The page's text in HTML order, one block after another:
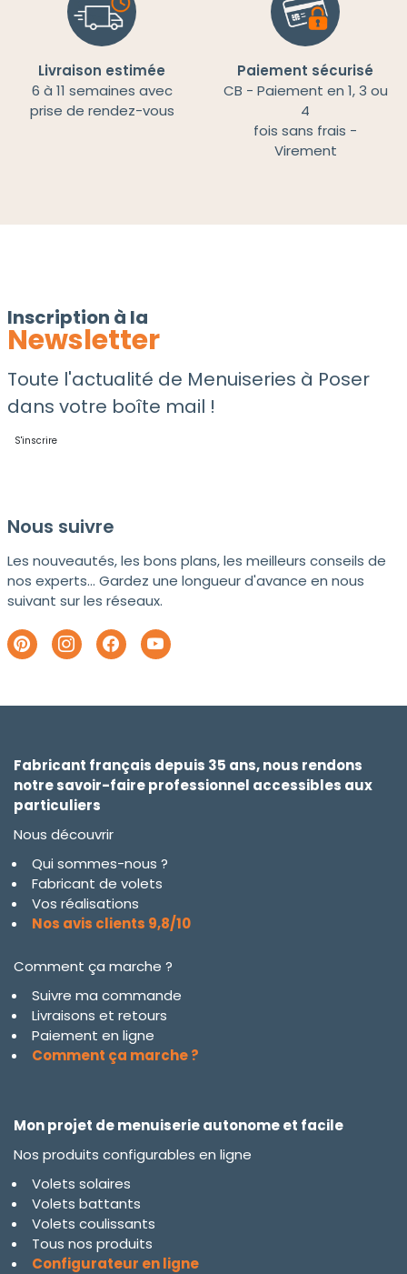
Livraison estimée
6 à 11 semaines avec
prise de rendez-vous
Paiement sécurisé
CB - Paiement en 1, 3 ou
4
fois sans frais -
Virement
Inscription à la
Newsletter
Toute l'actualité de Menuiseries à Poser
dans votre boîte mail !
S'inscrire
Nous suivre
Les nouveautés, les bons plans, les meilleurs conseils de
nos experts... Gardez une longueur d'avance en nous
suivant sur les réseaux.
Fabricant français depuis 35 ans, nous rendons
notre savoir-faire professionnel accessibles aux
particuliers
Nous découvrir
Qui sommes-nous ?
Fabricant de volets
Vos réalisations
Nos avis clients 9,8/10
Comment ça marche ?
Suivre ma commande
Livraisons et retours
Paiement en ligne
Comment ça marche ?
Mon projet de menuiserie autonome et facile
Nos produits configurables en ligne
Volets solaires
Volets battants
Volets coulissants
Tous nos produits
Configurateur en ligne